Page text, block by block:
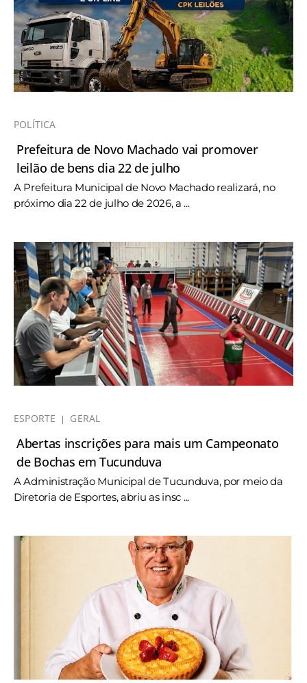
POLÍTICA
Prefeitura de Novo Machado vai promover
leilão de bens dia 22 de julho
A Prefeitura Municipal de Novo Machado realizará, no
próximo dia 22 de julho de 2026, a ...
ESPORTE GERAL
Abertas inscrições para mais um Campeonato
de Bochas em Tucunduva
A Administração Municipal de Tucunduva, por meio da
Diretoria de Esportes, abriu as insc ...